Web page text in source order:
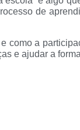
de
como a
e ajudar a